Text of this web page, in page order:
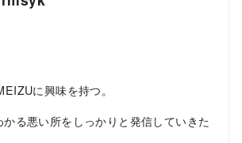
に興味を持つ。
る悪い所をしっかりと発信していきた